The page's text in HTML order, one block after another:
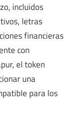
incluidos
letras
financieras
con
el token
una
para los